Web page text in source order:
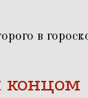
в
концом